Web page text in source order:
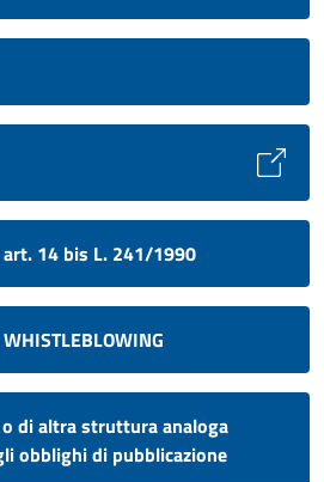
14 bis L. 241/1990
di altra struttura analoga
obblighi di pubblicazione